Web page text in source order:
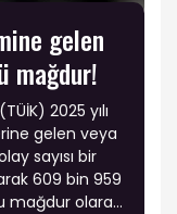
gelen
mağdur!
2025 yılı
gelen veya
sayısı bir
609 bin 959
mağdur olarak